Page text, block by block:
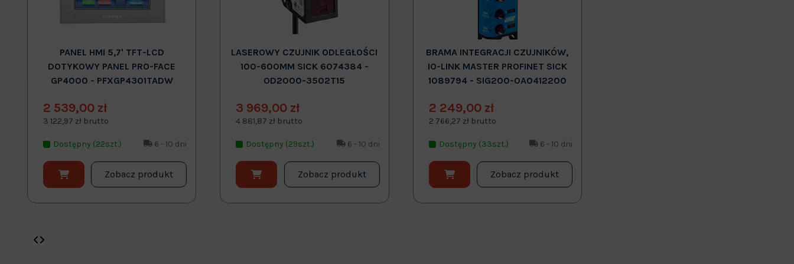
PANEL HMI 5,7' TFT-LCD
DOTYKOWY PANEL PRO-FACE
GP4000 - PFXGP4301TADW
2 539,00 zł
3 122,97 zł brutto
Dostępny (22szt.) 6 - 10 dni
Zobacz produkt
LASEROWY CZUJNIK ODLEGŁOŚCI
100-600MM SICK 6074384 -
OD2000-3502T15
3 969,00 zł
4 881,87 zł brutto
Dostępny (29szt.) 6 - 10 dni
Zobacz produkt
BRAMA INTEGRACJI CZUJNIKÓW,
IO-LINK MASTER PROFINET SICK
1089794 - SIG200-0A0412200
2 249,00 zł
2 766,27 zł brutto
Dostępny (33szt.) 6 - 10 dni
Zobacz produkt